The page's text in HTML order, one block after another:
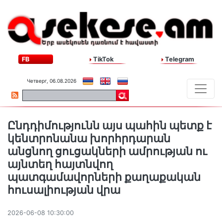
FB TikTok Telegram
Четверг, 06.08.2026
Ընդդիմությունն այս պահին պետք է
կենտրոնանա խորհրդարան
անցնող ցուցակների ամրության ու
այնտեղ հայտնվող
պատգամավորների քաղաքական
հուսալիության վրա
2026-06-08 10:30:00